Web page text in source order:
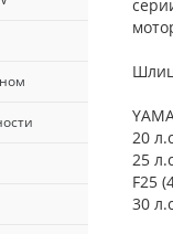
20
25
F25
30